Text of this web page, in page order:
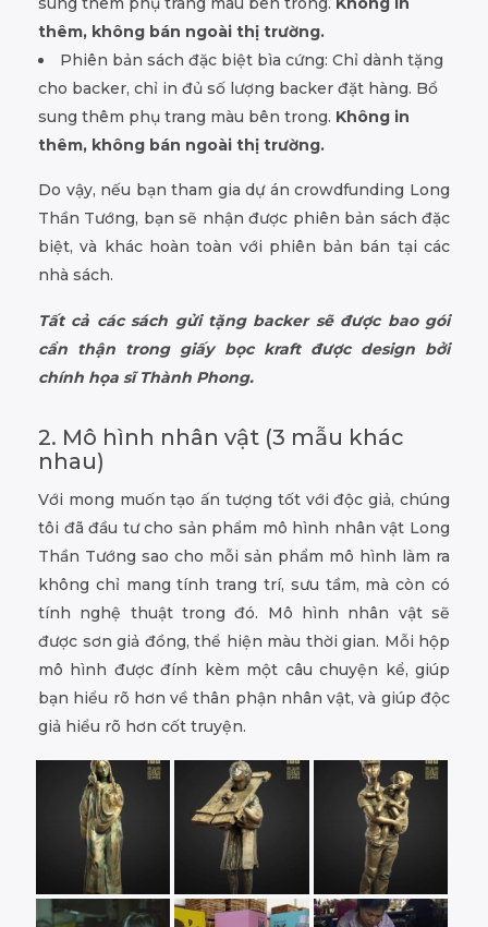
thêm, không bán ngoài thị trường.
Phiên bản sách đặc biệt bìa cứng: Chỉ dành tặng
cho backer, chỉ in đủ số lượng backer đặt hàng. Bổ
sung thêm phụ trang màu bên trong. Không in
thêm, không bán ngoài thị trường.
Do vậy, nếu bạn tham gia dự án crowdfunding Long
Thần Tướng, bạn sẽ nhận được phiên bản sách đặc
biệt, và khác hoàn toàn với phiên bản bán tại các
nhà sách.
Tất cả các sách gửi tặng backer sẽ được bao gói
cẩn thận trong giấy bọc kraft được design bởi
chính họa sĩ Thành Phong.
2. Mô hình nhân vật (3 mẫu khác
nhau)
Với mong muốn tạo ấn tượng tốt với độc giả, chúng
tôi đã đầu tư cho sản phẩm mô hình nhân vật Long
Thần Tướng sao cho mỗi sản phẩm mô hình làm ra
không chỉ mang tính trang trí, sưu tầm, mà còn có
tính nghệ thuật trong đó. Mô hình nhân vật sẽ
được sơn giả đồng, thể hiện màu thời gian. Mỗi hộp
mô hình được đính kèm một câu chuyện kể, giúp
bạn hiểu rõ hơn về thân phận nhân vật, và giúp độc
giả hiểu rõ hơn cốt truyện.